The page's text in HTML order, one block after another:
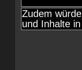
Zudem
und Inhalte